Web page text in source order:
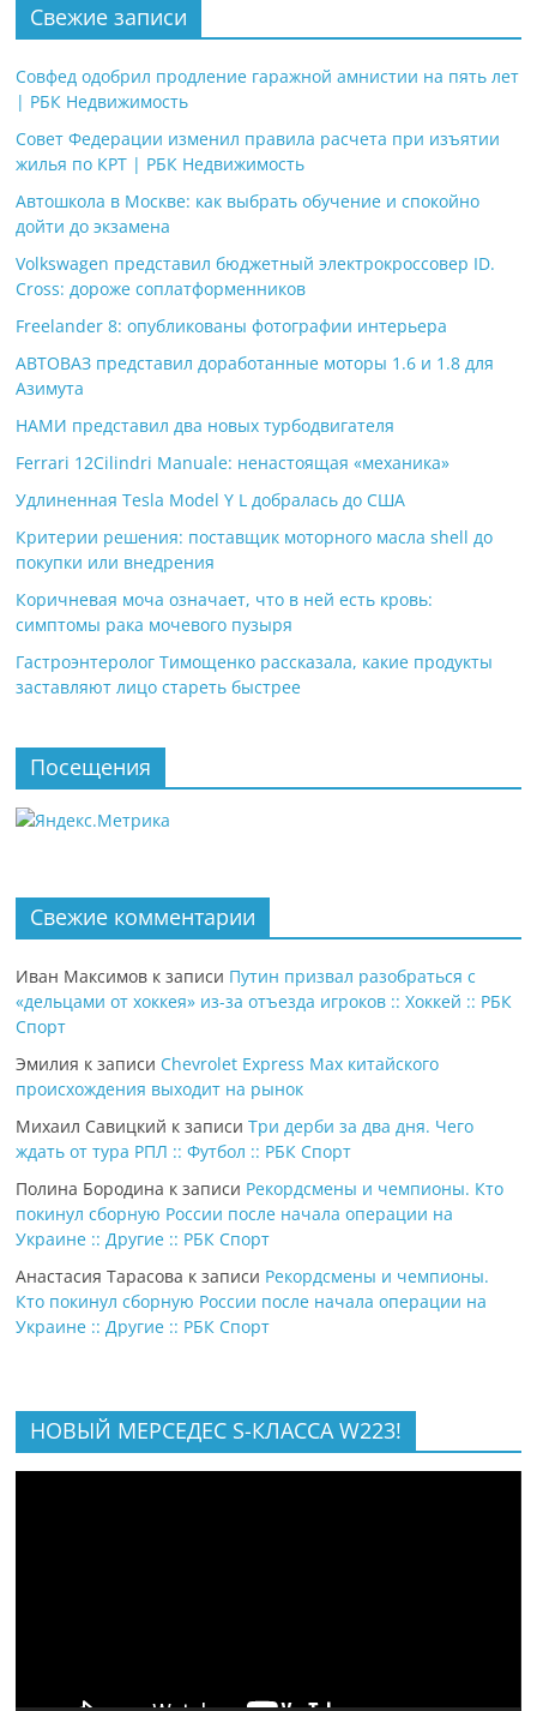
Свежие записи
Совфед одобрил продление гаражной амнистии на пять лет
| РБК Недвижимость
Совет Федерации изменил правила расчета при изъятии
жилья по КРТ | РБК Недвижимость
Автошкола в Москве: как выбрать обучение и спокойно
дойти до экзамена
Volkswagen представил бюджетный электрокроссовер ID.
Cross: дороже соплатформенников
Freelander 8: опубликованы фотографии интерьера
АВТОВАЗ представил доработанные моторы 1.6 и 1.8 для
Азимута
НАМИ представил два новых турбодвигателя
Ferrari 12Cilindri Manuale: ненастоящая «механика»
Удлиненная Tesla Model Y L добралась до США
Критерии решения: поставщик моторного масла shell до
покупки или внедрения
Коричневая моча означает, что в ней есть кровь:
симптомы рака мочевого пузыря
Гастроэнтеролог Тимощенко рассказала, какие продукты
заставляют лицо стареть быстрее
Посещения
Свежие комментарии
Иван Максимов к записи Путин призвал разобраться с
«дельцами от хоккея» из-за отъезда игроков :: Хоккей :: РБК
Спорт
Эмилия к записи Chevrolet Express Max китайского
происхождения выходит на рынок
Михаил Савицкий к записиТри дерби за два дня. Чего
ждать от тура РПЛ :: Футбол :: РБК Спорт
Полина Бородина к записи Рекордсмены и чемпионы. Кто
покинул сборную России после начала операции на
Украине :: Другие :: РБК Спорт
Анастасия Тарасова к записи Рекордсмены и чемпионы.
Кто покинул сборную России после начала операции на
Украине :: Другие :: РБК Спорт
НОВЫЙ МЕРСЕДЕС S-КЛАССА W223!